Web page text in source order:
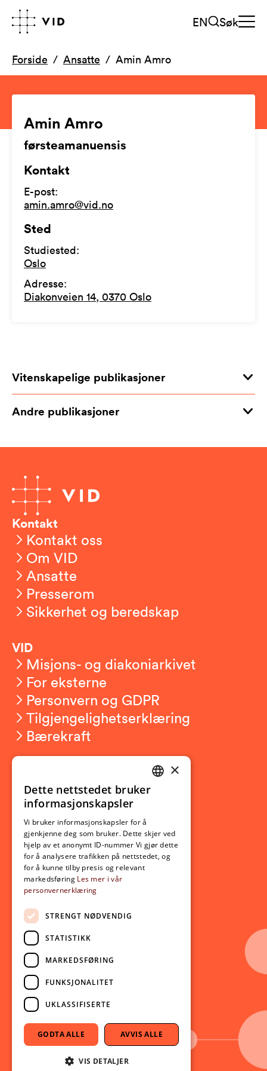
EN Søk
Forside Ansatte Amin Amro
Amin Amro
førsteamanuensis
Kontakt
E-post:
amin.amro@vid.no
Sted
Studiested:
Oslo
Adresse:
Diakonveien 14, 0370 Oslo
Vitenskapelige publikasjoner
Andre publikasjoner
Kontakt
Kontakt oss
Om VID
Ansatte
Presserom
Sikkerhet og beredskap
VID
Misjons- og diakoniarkivet
For eksterne
Personvern og GDPR
Tilgjengelighetserklæring
Bærekraft
Ny student
Utveksling
Opptak
Lov- og regelverk
Aktuelt
Nyheter
Arrangementer
Nyhetsbrev
Ledige stillinger
Følg oss på sosiale medier:
Facebook
Instagram
Youtube
LinkedIn
TikTok
NORWEGIAN
×
Dette nettstedet bruker
informasjonskapsler
Vi bruker informasjonskapsler for å
gjenkjenne deg som bruker. Dette skjer ved
hjelp av et anonymt ID-nummer Vi gjør dette
for å analysere trafikken på nettstedet, og
for å kunne tilby presis og relevant
markedsføring Les mer i vår
personvernerklæring
STRENGT NØDVENDIG
STATISTIKK
MARKEDSFØRING
FUNKSJONALITET
UKLASSIFISERTE
GODTA ALLE AVVIS ALLE
VIS DETALJER